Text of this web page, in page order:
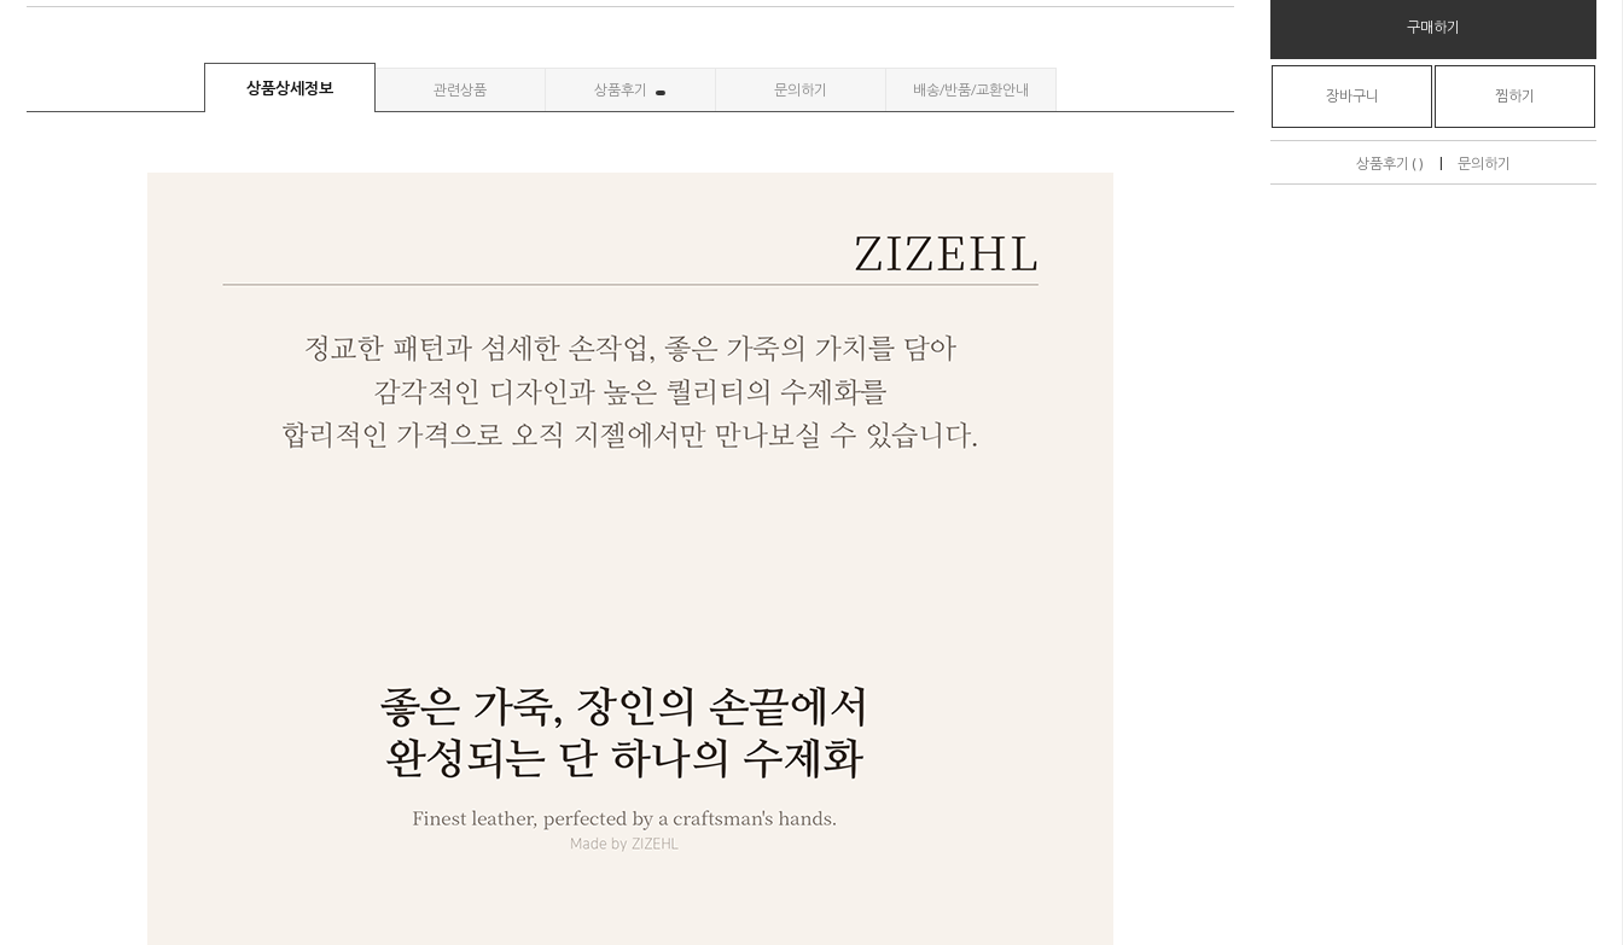
상품상세정보 관련상품 상품후기 문의하기 배송/반품/교환안내
구매하기
장바구니 찜하기
상품후기 ( ) | 문의하기